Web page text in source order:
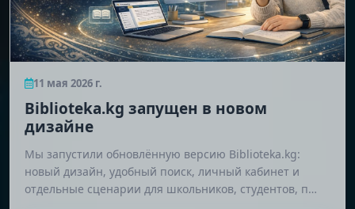
11 мая 2026 г.
Biblioteka.kg запущен в новом
дизайне
Мы запустили обновлённую версию Biblioteka.kg:
новый дизайн, удобный поиск, личный кабинет и
отдельные сценарии для школьников, студентов, п…